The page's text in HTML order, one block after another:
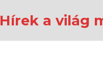
Hírek a világ